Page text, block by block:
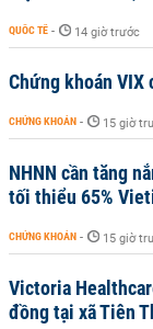
QUỐC TẾ - 14 giờ trước
Chứng khoán
CHỨNG KHOÁN - 15 giờ
NHNN cần tăng
tối thiểu 65%
CHỨNG KHOÁN - 15 giờ
Victoria
đồng tại xã Tiên